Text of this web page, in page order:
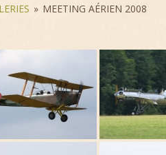
» MEETING AÉRIEN 2008